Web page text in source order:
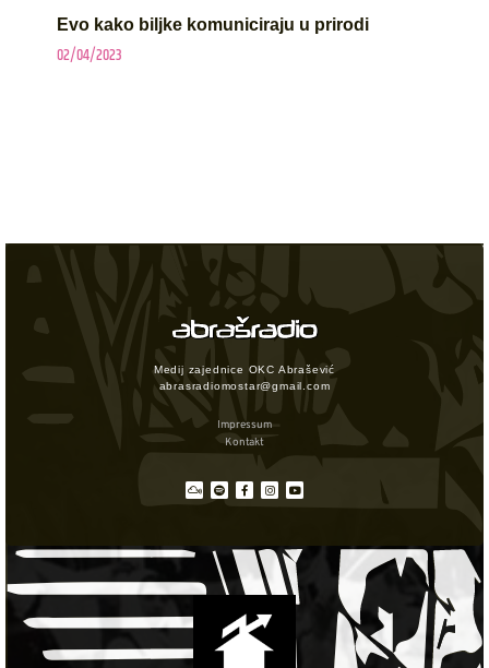
Evo kako biljke komuniciraju u prirodi
02/04/2023
Medij zajednice OKC Abrašević
abrasradiomostar@gmail.com
Impressum
Kontakt